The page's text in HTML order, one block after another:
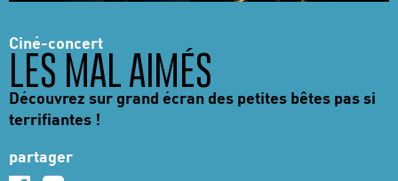
Ciné-concert
LES MAL AIMÉS
Découvrez sur grand écran des petites bêtes pas si
terrifiantes !
partager